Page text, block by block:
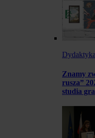
Znamy
rusza”
studia